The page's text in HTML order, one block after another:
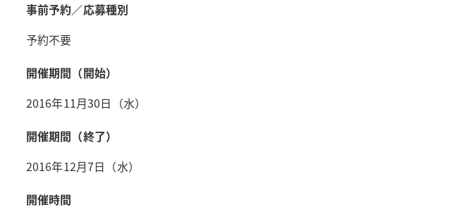
事前予約／応募種別
予約不要
開催期間（開始）
2016年11月30日（水）
開催期間（終了）
2016年12月7日（水）
開催時間